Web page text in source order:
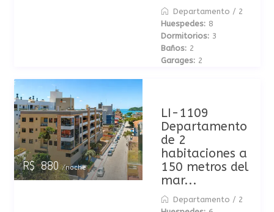
Departamento / 2
Huespedes: 8
Dormitorios: 3
Baños: 2
Garages: 2
R$ 880/noche
LI-1109
Departamento
de 2
habitaciones a
150 metros del
mar...
Departamento / 2